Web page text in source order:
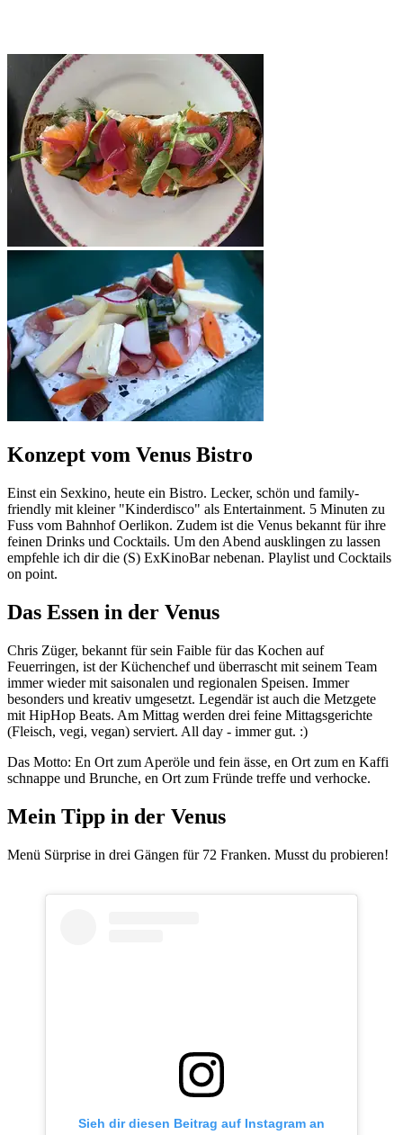
Konzept vom Venus Bistro
Einst ein Sexkino, heute ein Bistro. Lecker, schön und family-
friendly mit kleiner "Kinderdisco" als Entertainment. 5 Minuten zu
Fuss vom Bahnhof Oerlikon. Zudem ist die Venus bekannt für ihre
feinen Drinks und Cocktails. Um den Abend ausklingen zu lassen
empfehle ich dir die (S) ExKinoBar nebenan. Playlist und Cocktails
on point.
Das Essen in der Venus
Chris Züger, bekannt für sein Faible für das Kochen auf
Feuerringen, ist der Küchenchef und überrascht mit seinem Team
immer wieder mit saisonalen und regionalen Speisen. Immer
besonders und kreativ umgesetzt. Legendär ist auch die Metzgete
mit HipHop Beats. Am Mittag werden drei feine Mittagsgerichte
(Fleisch, vegi, vegan) serviert. All day - immer gut. :)
Das Motto: En Ort zum Aperöle und fein ässe, en Ort zum en Kaffi
schnappe und Brunche, en Ort zum Fründe treffe und verhocke. ⁣
Mein Tipp in der Venus
Menü Sürprise in drei Gängen für 72 Franken. Musst du probieren!
Sieh dir diesen Beitrag auf Instagram an